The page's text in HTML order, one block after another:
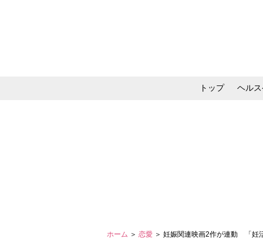
トップ ヘル
ホーム ＞ 恋愛 ＞ 妊娠関連映画2作が連動 「妊